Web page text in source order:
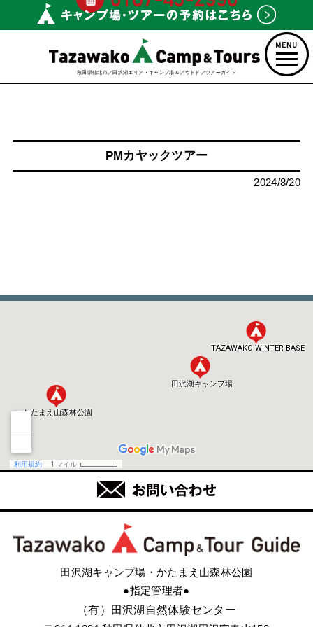
秋田県仙北市／田沢湖エリア・キャンプ場＆アウトドアツアーガイド
PMカヤックツアー
2024/8/20
田沢湖キャンプ場・かたまえ山森林公園
●指定管理者●
（有）田沢湖自然体験センター